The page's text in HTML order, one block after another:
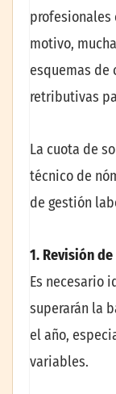
profesionales
motivo,
esquemas de
retributivas
La cuota de
técnico de
de gestión
1. Revisión
Es necesario
superarán la
el año,
variables.